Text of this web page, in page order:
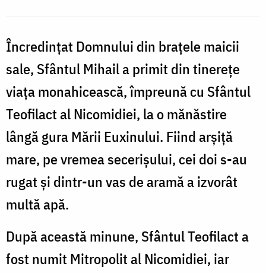
Încredințat Domnului din brațele maicii
sale, Sfântul Mihail a primit din tinerețe
viața monahicească, împreună cu Sfântul
Teofilact al Nicomidiei, la o mănăstire
lângă gura Mării Euxinului. Fiind arșiță
mare, pe vremea secerișului, cei doi s-au
rugat și dintr-un vas de aramă a izvorât
multă apă.
După această minune, Sfântul Teofilact a
fost numit Mitropolit al Nicomidiei, iar